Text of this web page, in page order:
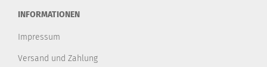
INFORMATIONEN
Impressum
Versand und Zahlung